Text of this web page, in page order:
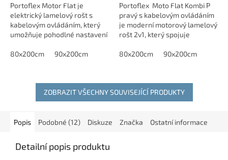
Portoflex Motor Flat je
elektrický lamelový rošt s
kabelovým ovládáním, který
umožňuje pohodlné nastavení
Rošt umožňuje přístup do
80x200cm 90x200cm
Portoflex Moto Flat Kombi P
pravý s kabelovým ovládáním
je moderní motorový lamelový
rošt 2v1, který spojuje
prostoru z pravé strany.
80x200cm 90x200cm
ZOBRAZIT VŠECHNY SOUVISEJÍCÍ PRODUKTY
Popis Podobné (12) Diskuze Značka Ostatní informace
Detailní popis produktu